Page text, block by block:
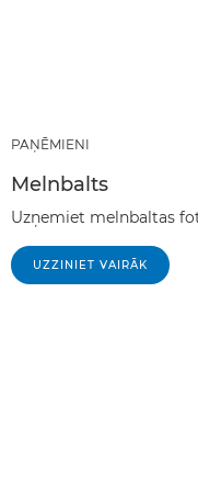
PAŅĒMIENI
Melnbalts
Uzņemiet melnbaltas
UZZINIET VAIRĀK